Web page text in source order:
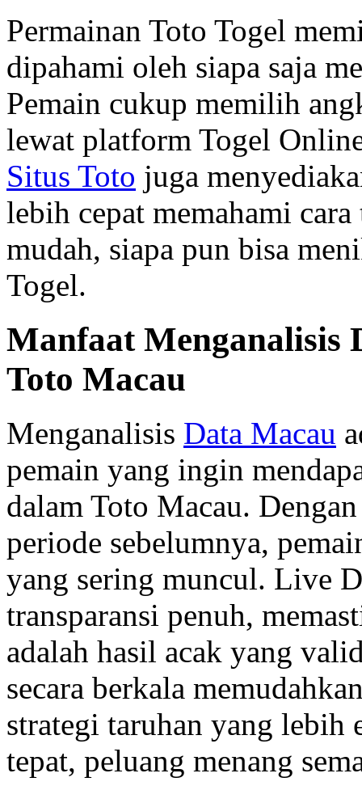
Permainan Toto Togel
dipahami oleh siapa saja
Pemain cukup memilih
lewat platform Togel
Situs Toto juga
lebih cepat memahami
mudah, siapa pun bisa
Togel.
Manfaat Menganalisis
Toto Macau
Menganalisis Data Macau
pemain yang ingin
dalam Toto Macau.
periode sebelumnya,
yang sering muncul. Live
transparansi penuh,
adalah hasil acak yang
secara berkala
strategi taruhan yang lebih
tepat, peluang menang